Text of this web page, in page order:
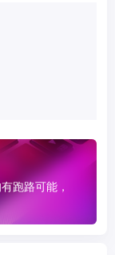
跑路可能，